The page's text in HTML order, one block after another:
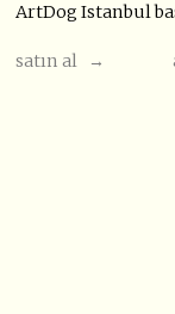
ArtDog Istanbul
satın al →